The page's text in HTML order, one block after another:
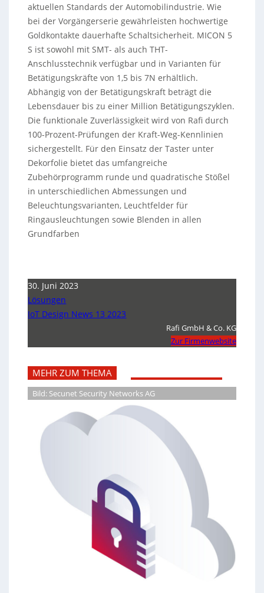
aktuellen Standards der Automobilindustrie. Wie
bei der Vorgängerserie gewährleisten hochwertige
Goldkontakte dauerhafte Schaltsicherheit. MICON 5
S ist sowohl mit SMT- als auch THT-
Anschlusstechnik verfügbar und in Varianten für
Betätigungskräfte von 1,5 bis 7N erhältlich.
Abhängig von der Betätigungskraft beträgt die
Lebensdauer bis zu einer Million Betätigungszyklen.
Die funktionale Zuverlässigkeit wird von Rafi durch
100-Prozent-Prüfungen der Kraft-Weg-Kennlinien
sichergestellt. Für den Einsatz der Taster unter
Dekorfolie bietet das umfangreiche
Zubehörprogramm runde und quadratische Stößel
in unterschiedlichen Abmessungen und
Beleuchtungsvarianten, Leuchtfelder für
Ringausleuchtungen sowie Blenden in allen
Grundfarben
30. Juni 2023
Lösungen
IoT Design News 13 2023
Rafi GmbH & Co. KG
Zur Firmenwebsite
MEHR ZUM THEMA
Bild: Secunet Security Networks AG